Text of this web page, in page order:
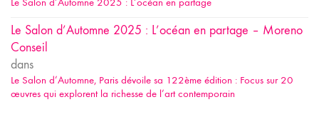
Le Salon d’Automne 2025 : L’océan en partage – Moreno
Conseil
dans
Le Salon d’Automne, Paris dévoile sa 122ème édition : Focus sur 20
œuvres qui explorent la richesse de l’art contemporain